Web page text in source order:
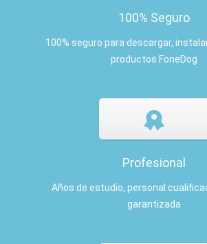
100% Seguro
100% seguro para descargar,
productos FoneDog
Profesional
Años de estudio, personal
garantizada